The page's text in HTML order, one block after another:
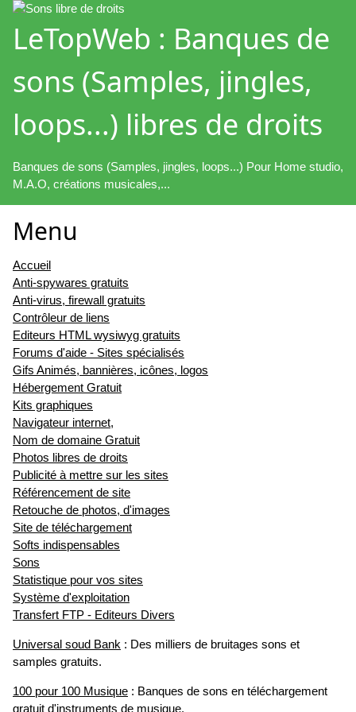
LeTopWeb : Banques de
sons (Samples, jingles,
loops...) libres de droits
Banques de sons (Samples, jingles, loops...) Pour Home studio,
M.A.O, créations musicales,...
Menu
Accueil
Anti-spywares gratuits
Anti-virus, firewall gratuits
Contrôleur de liens
Editeurs HTML wysiwyg gratuits
Forums d'aide - Sites spécialisés
Gifs Animés, bannières, icônes, logos
Hébergement Gratuit
Kits graphiques
Navigateur internet,
Nom de domaine Gratuit
Photos libres de droits
Publicité à mettre sur les sites
Référencement de site
Retouche de photos, d'images
Site de téléchargement
Softs indispensables
Sons
Statistique pour vos sites
Système d'exploitation
Transfert FTP - Editeurs Divers
Universal soud Bank : Des milliers de bruitages sons et
samples gratuits.
100 pour 100 Musique : Banques de sons en téléchargement
gratuit d'instruments de musique.